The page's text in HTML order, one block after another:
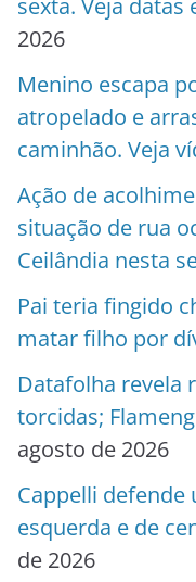
sexta. Veja datas
2026
Menino escapa
atropelado e
caminhão. Veja
Ação de
situação de rua
Ceilândia nesta
Pai teria fingido
matar filho por
Datafolha revela
torcidas;
agosto de 2026
Cappelli defende
esquerda e de
de 2026